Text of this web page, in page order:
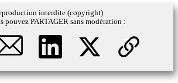
interdite (copyright)
pouvez PARTAGER sans modération :